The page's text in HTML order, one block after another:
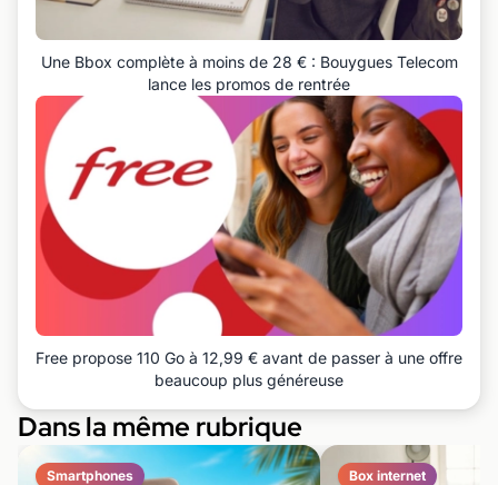
Une Bbox complète à moins de 28 € : Bouygues Telecom
lance les promos de rentrée
Free propose 110 Go à 12,99 € avant de passer à une offre
beaucoup plus généreuse
Dans la même rubrique
Smartphones Box internet